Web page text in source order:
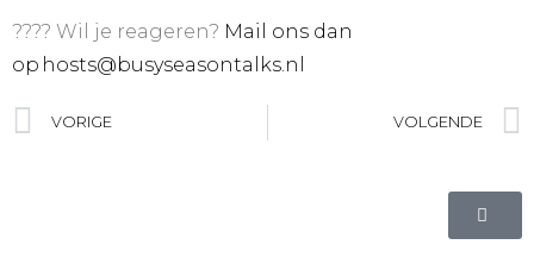
???? Wil je reageren? Mail ons dan
op hosts@busyseasontalks.nl
VORIGE VOLGENDE